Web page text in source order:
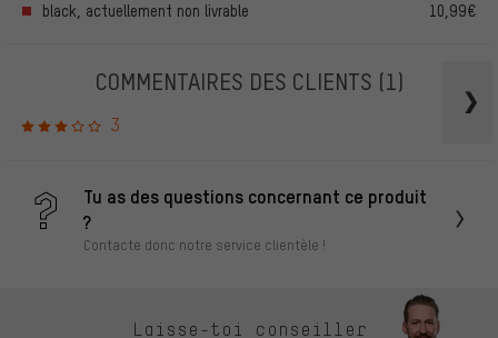
black, actuellement non livrable 10,99€
COMMENTAIRES DES CLIENTS (1)
3
Tu as des questions concernant ce produit
?
Contacte donc notre service clientèle !
Laisse-toi conseiller